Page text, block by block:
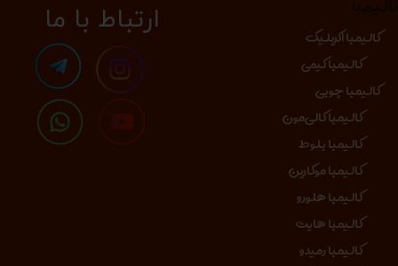
​​​ارتباط با ما
کالیمبا اکریلیک
کالیمبا کیمی
کالیمبا چوبی
کالیمبا کالی‌مون
کالیمبا بلوط
کالیمبا موکارین
کالیمبا هلورو
کالیمبا هایت
کالیمبا رمیدو